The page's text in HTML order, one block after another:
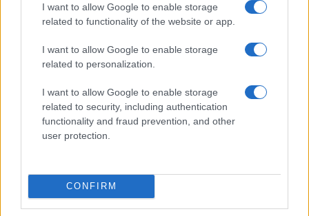
I want to allow Google to enable storage
related to functionality of the website or app.
I want to allow Google to enable storage
related to personalization.
I want to allow Google to enable storage
related to security, including authentication
functionality and fraud prevention, and other
user protection.
CONFIRM
Veszélyes kihívót kapott az F-35-
ös – így néz ki Kína új lopakodó
vadászgépe
2026. május 6.